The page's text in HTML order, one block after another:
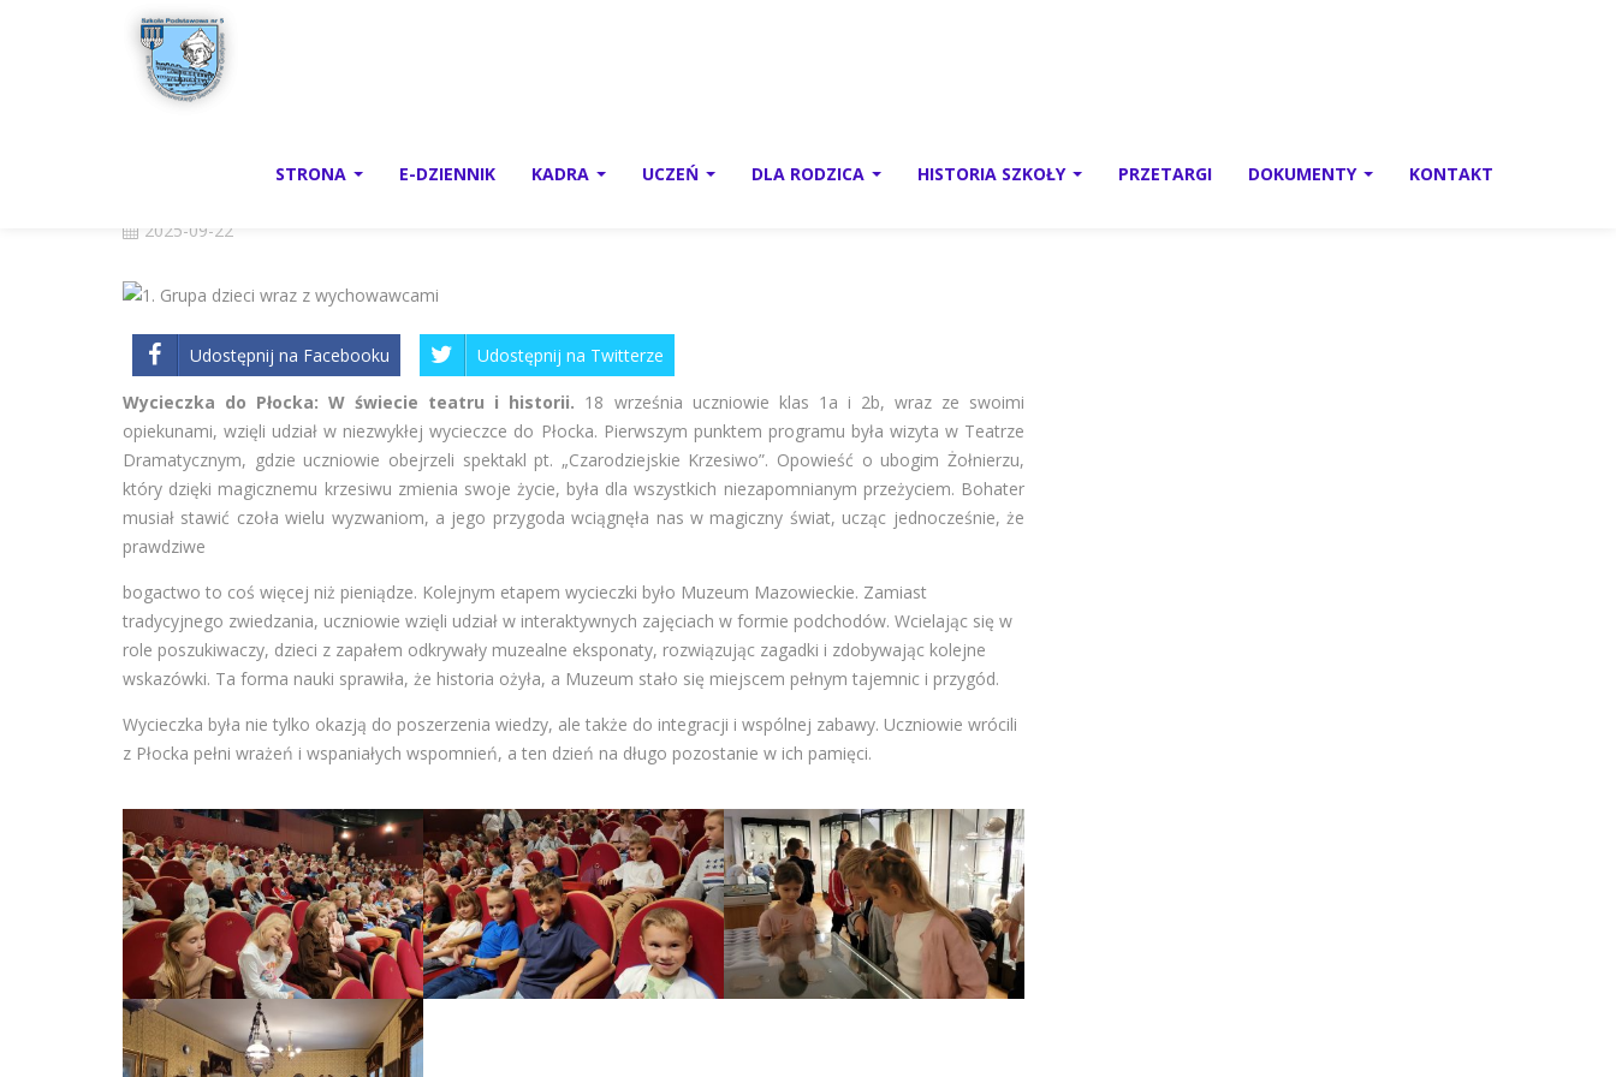
STRONA E-DZIENNIK KADRA UCZEŃ DLA RODZICA HISTORIA SZKOŁY PRZETARGI DOKUMENTY KONTAKT
W ŚWIECIE TEATRU I HISTORII
2025-09-22
Udostępnij na Facebooku Udostępnij na Twitterze
Wycieczka do Płocka: W świecie teatru i historii. 18 września uczniowie klas 1a i 2b, wraz ze swoimi
opiekunami, wzięli udział w niezwykłej wycieczce do Płocka. Pierwszym punktem programu była wizyta w Teatrze
Dramatycznym, gdzie uczniowie obejrzeli spektakl pt. „Czarodziejskie Krzesiwo”. Opowieść o ubogim Żołnierzu,
który dzięki magicznemu krzesiwu zmienia swoje życie, była dla wszystkich niezapomnianym przeżyciem. Bohater
musiał stawić czoła wielu wyzwaniom, a jego przygoda wciągnęła nas w magiczny świat, ucząc jednocześnie, że
prawdziwe
bogactwo to coś więcej niż pieniądze. Kolejnym etapem wycieczki było Muzeum Mazowieckie. Zamiast
tradycyjnego zwiedzania, uczniowie wzięli udział w interaktywnych zajęciach w formie podchodów. Wcielając się w
role poszukiwaczy, dzieci z zapałem odkrywały muzealne eksponaty, rozwiązując zagadki i zdobywając kolejne
wskazówki. Ta forma nauki sprawiła, że historia ożyła, a Muzeum stało się miejscem pełnym tajemnic i przygód.
Wycieczka była nie tylko okazją do poszerzenia wiedzy, ale także do integracji i wspólnej zabawy. Uczniowie wrócili
z Płocka pełni wrażeń i wspaniałych wspomnień, a ten dzień na długo pozostanie w ich pamięci.